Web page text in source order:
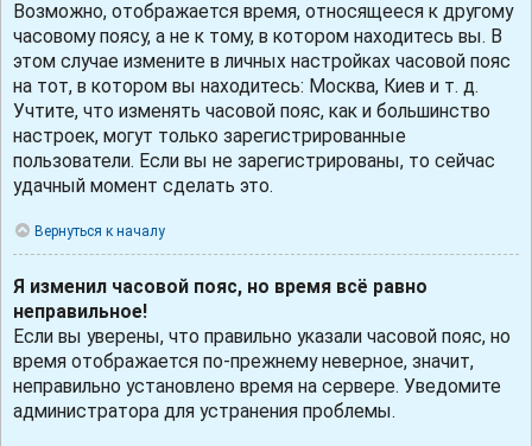
Возможно, отображается время, относящееся к другому
часовому поясу, а не к тому, в котором находитесь вы. В
этом случае измените в личных настройках часовой пояс
на тот, в котором вы находитесь: Москва, Киев и т. д.
Учтите, что изменять часовой пояс, как и большинство
настроек, могут только зарегистрированные
пользователи. Если вы не зарегистрированы, то сейчас
удачный момент сделать это.
Вернуться к началу
Я изменил часовой пояс, но время всё равно
неправильное!
Если вы уверены, что правильно указали часовой пояс, но
время отображается по-прежнему неверное, значит,
неправильно установлено время на сервере. Уведомите
администратора для устранения проблемы.